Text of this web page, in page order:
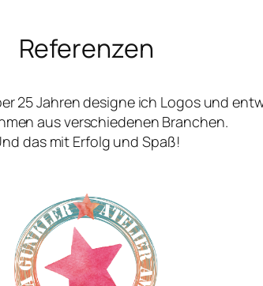
Referenzen
25 Jahren designe ich Logos und
aus verschiedenen Branchen.
das mit Erfolg und Spaß!